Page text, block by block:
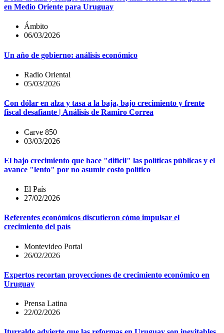
en Medio Oriente para Uruguay
Ámbito
06/03/2026
Un año de gobierno: análisis económico
Radio Oriental
05/03/2026
Con dólar en alza y tasa a la baja, bajo crecimiento y frente
fiscal desafiante | Análisis de Ramiro Correa
Carve 850
03/03/2026
El bajo crecimiento que hace "difícil" las políticas públicas y el
avance "lento" por no asumir costo político
El País
27/02/2026
Referentes económicos discutieron cómo impulsar el
crecimiento del país
Montevideo Portal
26/02/2026
Expertos recortan proyecciones de crecimiento económico en
Uruguay
Prensa Latina
22/02/2026